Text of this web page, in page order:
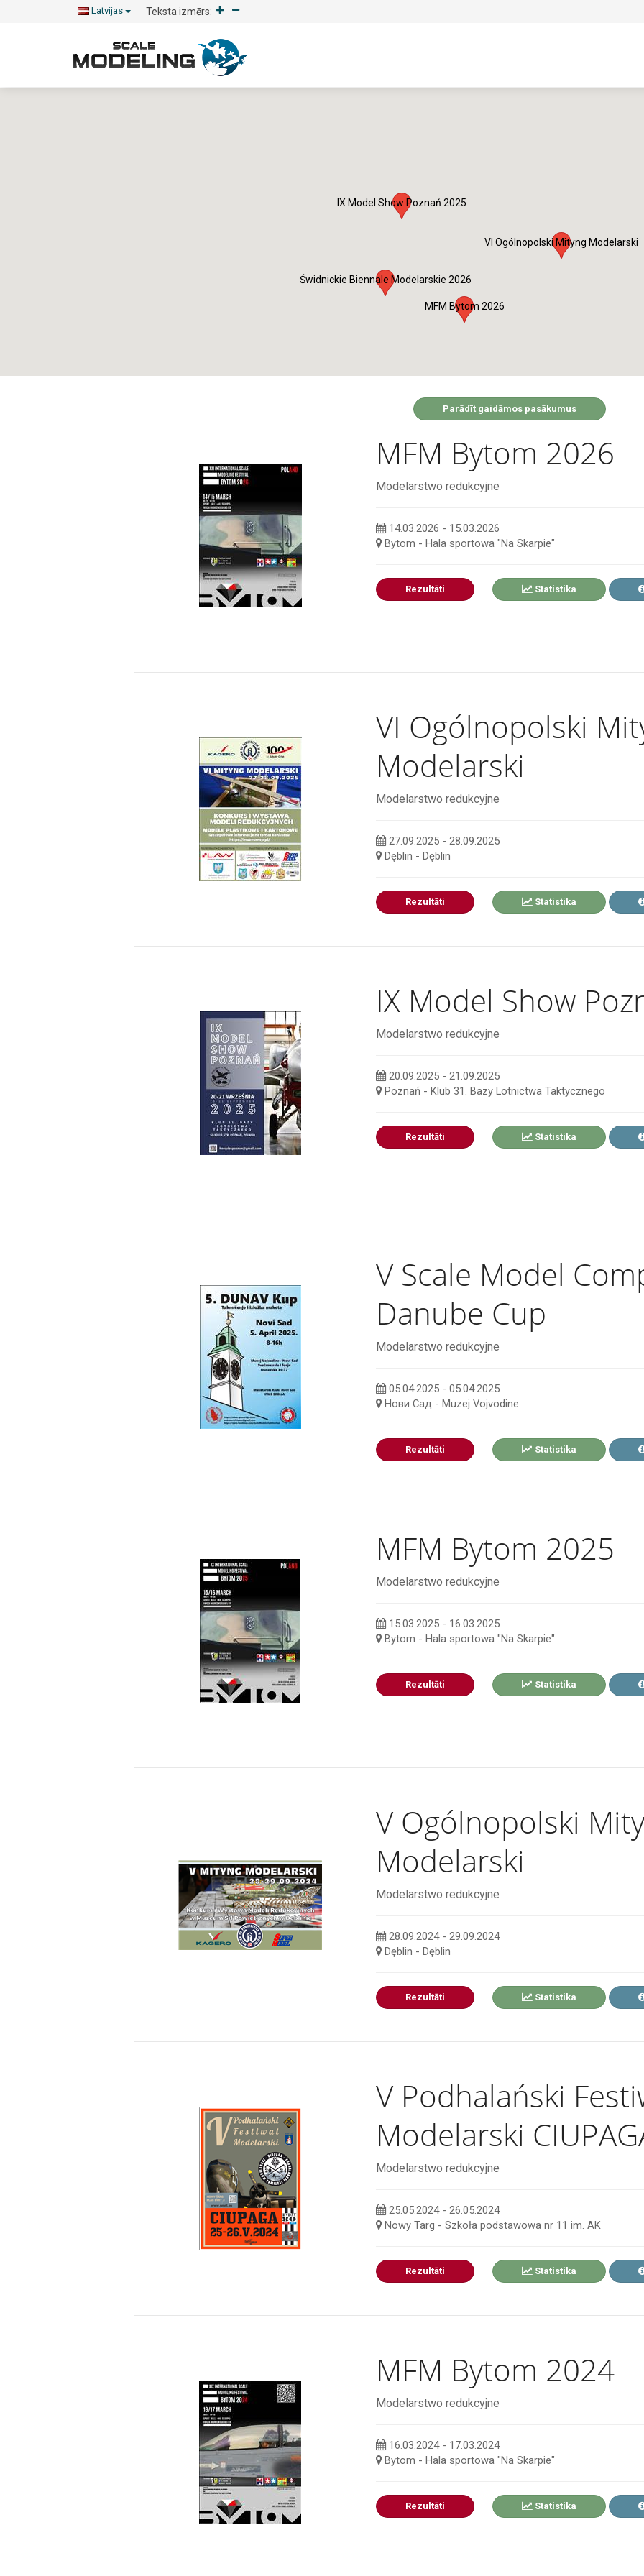
Latvijas Teksta izmērs:
IX Model Show Poznań 2025
VI Ogólnopolski Mityng Modelarski
MFM Bytom 2026
Świdnickie Biennale Modelarskie 2026
Parādīt gaidāmos pasākumus
MFM Bytom 2026
Modelarstwo redukcyjne
14.03.2026 - 15.03.2026
Bytom - Hala sportowa "Na Skarpie"
Rezultāti Statistika
VI Ogólnopolski
Modelarski
Modelarstwo redukcyjne
27.09.2025 - 28.09.2025
Dęblin - Dęblin
Rezultāti Statistika
IX Model Show
Modelarstwo redukcyjne
20.09.2025 - 21.09.2025
Poznań - Klub 31. Bazy Lotnictwa Taktycznego
Rezultāti Statistika
V Scale Model
Danube Cup
Modelarstwo redukcyjne
05.04.2025 - 05.04.2025
Нови Сад - Muzej Vojvodine
Rezultāti Statistika
MFM Bytom 2025
Modelarstwo redukcyjne
15.03.2025 - 16.03.2025
Bytom - Hala sportowa "Na Skarpie"
Rezultāti Statistika
V Ogólnopolski
Modelarski
Modelarstwo redukcyjne
28.09.2024 - 29.09.2024
Dęblin - Dęblin
Rezultāti Statistika
V Podhalański
Modelarski
Modelarstwo redukcyjne
25.05.2024 - 26.05.2024
Nowy Targ - Szkoła podstawowa nr 11 im. AK
Rezultāti Statistika
MFM Bytom 2024
Modelarstwo redukcyjne
16.03.2024 - 17.03.2024
Bytom - Hala sportowa "Na Skarpie"
Rezultāti Statistika